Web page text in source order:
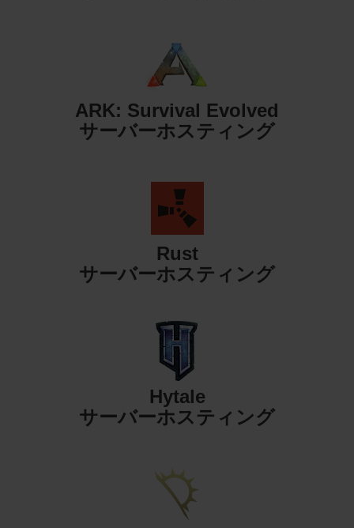
ARK: Survival Evolved
サーバーホスティング
Rust
サーバーホスティング
Hytale
サーバーホスティング